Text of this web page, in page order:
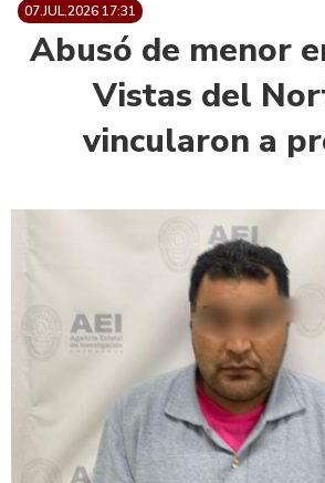
07.JUL.2026 17:31
Abusó de menor
Vistas del
vincularon a